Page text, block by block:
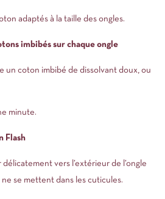
adaptés à la taille des ongles.
imbibés sur chaque ongle
un coton imbibé de dissolvant doux, ou
minute.
Flash
vers l’extérieur de l’ongle
se mettent dans les cuticules.